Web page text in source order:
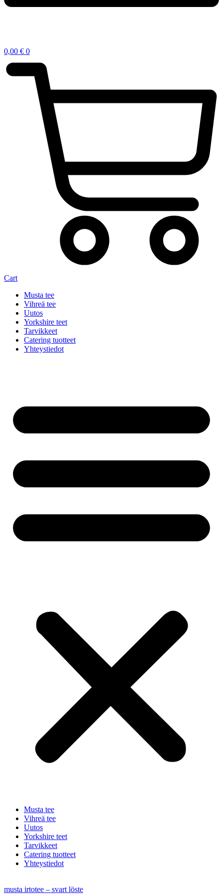
0,00 € 0
Cart
Musta tee
Vihreä tee
Uutos
Yorkshire teet
Tarvikkeet
Catering tuotteet
Yhteystiedot
Musta tee
Vihreä tee
Uutos
Yorkshire teet
Tarvikkeet
Catering tuotteet
Yhteystiedot
musta irtotee – svart löste